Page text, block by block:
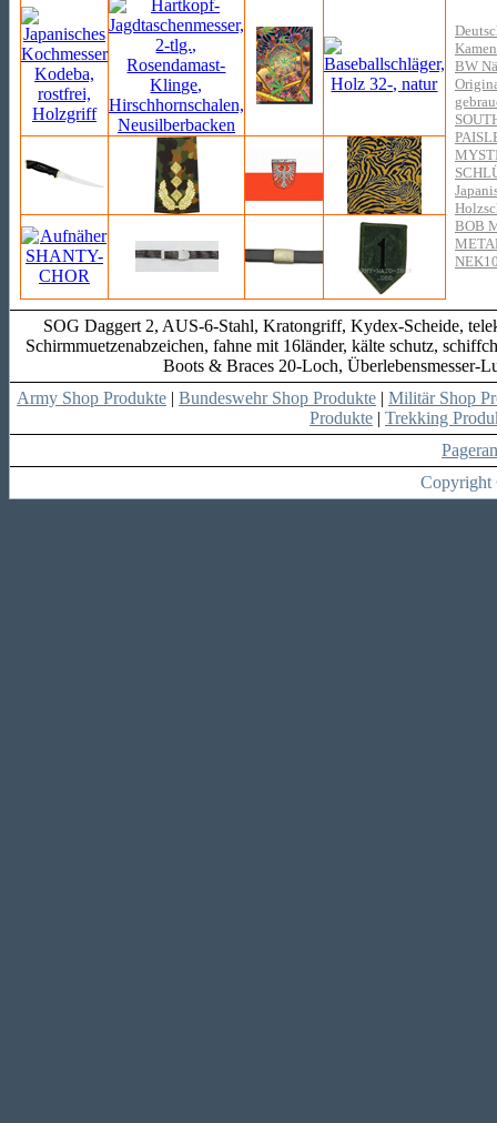
BW
BOB
SOG Daggert 2, AUS-6-Stahl, Kratongriff, Kydex-Scheide,
Schirmmuetzenabzeichen, fahne mit 16länder, kälte schutz,
Boots & Braces 20-Loch, Überlebensmesser-
Army Shop Produkte | Bundeswehr Shop Produkte | Militär Shop
Produkte | Trekking